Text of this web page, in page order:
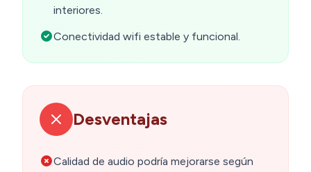
interiores.
Conectividad wifi estable y funcional.
Desventajas
Calidad de audio podría mejorarse según